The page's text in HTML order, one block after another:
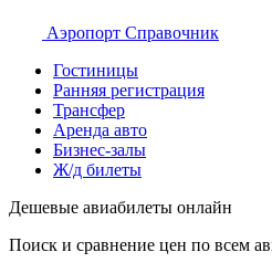
Аэропорт Справочник
Гостиницы
Ранняя регистрация
Трансфер
Аренда авто
Бизнес-залы
Ж/д билеты
Дешевые авиабилеты онлайн
Поиск и сравнение цен по всем